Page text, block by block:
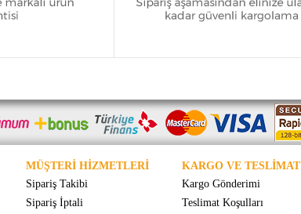
MÜŞTERİ HİZMETLERİ KARGO VE TESLİMAT
Sipariş Takibi
Kargo Gönderimi
Sipariş İptali
Teslimat Koşulları